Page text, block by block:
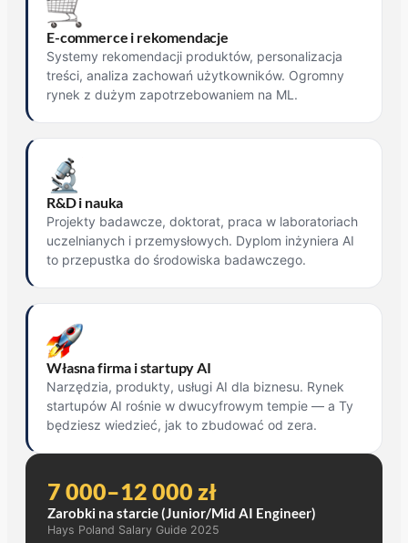
E-commerce i rekomendacje
Systemy rekomendacji produktów, personalizacja
treści, analiza zachowań użytkowników. Ogromny
rynek z dużym zapotrzebowaniem na ML.
R&D i nauka
Projekty badawcze, doktorat, praca w laboratoriach
uczelnianych i przemysłowych. Dyplom inżyniera AI
to przepustka do środowiska badawczego.
Własna firma i startupy AI
Narzędzia, produkty, usługi AI dla biznesu. Rynek
startupów AI rośnie w dwucyfrowym tempie — a Ty
będziesz wiedzieć, jak to zbudować od zera.
7 000–12 000 zł
Zarobki na starcie (Junior/Mid AI Engineer)
Hays Poland Salary Guide 2025